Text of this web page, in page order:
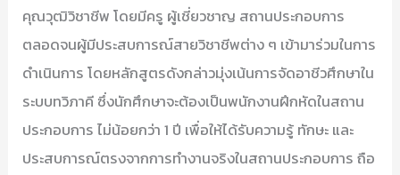
คุณวุฒิวิชาชีพ โดยมีครู ผู้เชี่ยวชาญ สถานประกอบการ
ตลอดจนผู้มีประสบการณ์สายวิชาชีพต่าง ๆ เข้ามาร่วมในการ
ดำเนินการ โดยหลักสูตรดังกล่าวมุ่งเน้นการจัดอาชีวศึกษาใน
ระบบทวิภาคี ซึ่งนักศึกษาจะต้องเป็นพนักงานฝึกหัดในสถาน
ประกอบการ ไม่น้อยกว่า 1 ปี เพื่อให้ได้รับความรู้ ทักษะ และ
ประสบการณ์ตรงจากการทำงานจริงในสถานประกอบการ ถือ